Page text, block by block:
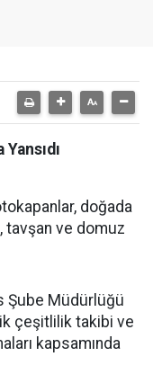
doğada
tavşan ve domuz
Şube Müdürlüğü
çeşitlilik takibi ve
kapsamında